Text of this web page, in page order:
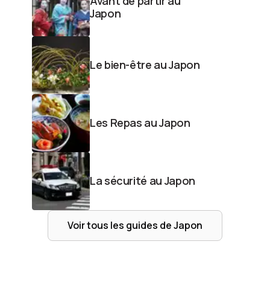
Japon
Le bien-être au Japon
Les Repas au Japon
La sécurité au Japon
Voir tous les guides deJapon